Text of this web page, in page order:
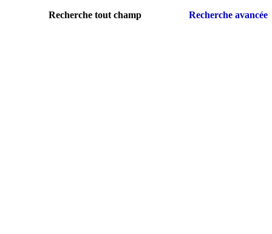
Recherche tout champ Recherche avancée